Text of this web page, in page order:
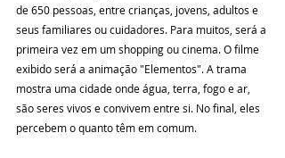
de 650 pessoas, entre crianças, jovens, adultos e
seus familiares ou cuidadores. Para muitos, será a
primeira vez em um shopping ou cinema. O filme
exibido será a animação "Elementos". A trama
mostra uma cidade onde água, terra, fogo e ar,
são seres vivos e convivem entre si. No final, eles
percebem o quanto têm em comum.